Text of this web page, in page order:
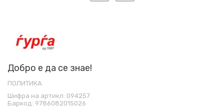
Добро е да се знае!
ПОЛИТИКА
Шифра на артикл: 094257
Баркод: 9786082015026